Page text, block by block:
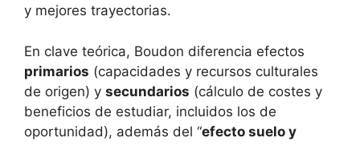
y mejores trayectorias.
En clave teórica, Boudon diferencia efectos
primarios (capacidades y recursos culturales
de origen) y secundarios (cálculo de costes y
beneficios de estudiar, incluidos los de
oportunidad), además del “efecto suelo y